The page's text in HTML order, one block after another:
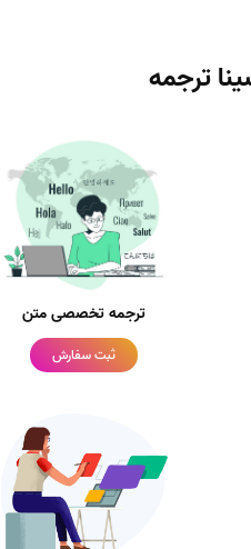
ترجمه
ترجمه تخصصی متن
ثبت سفارش